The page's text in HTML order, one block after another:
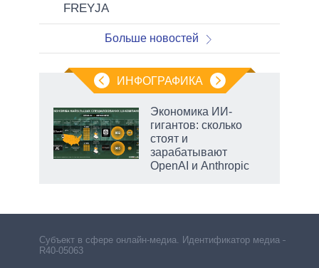
FREYJA
Больше новостей
ИНФОГРАФИКА
Экономика ИИ-
гигантов: сколько
стоят и
зарабатывают
OpenAI и Anthropic
Субъект в сфере онлайн-медиа. Идентификатор медиа –
R40-05063